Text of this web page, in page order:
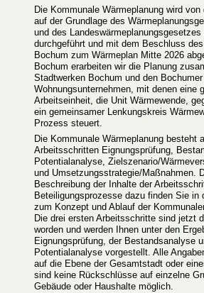
Die Kommunale Wärmeplanung wird
auf der Grundlage des
und des Landeswärmeplanungsgesetzes
durchgeführt und mit dem Beschluss
Bochum zum Wärmeplan Mitte 2026
Bochum erarbeiten wir die Planung
Stadtwerken Bochum und den Bochumer
Wohnungsunternehmen, mit denen eine
Arbeitseinheit, die Unit Wärmewende,
ein gemeinsamer Lenkungskreis
Prozess steuert.
Die Kommunale Wärmeplanung besteht
Arbeitsschritten Eignungsprüfung,
Potentialanalyse, Zielszenario/
und Umsetzungsstrategie/Maßnahmen.
Beschreibung der Inhalte der
Beteiligungsprozesse dazu finden Sie in
zum Konzept und Ablauf der
Die drei ersten Arbeitsschritte sind jetzt
worden und werden Ihnen unter den
Eignungsprüfung, der Bestandsanalyse
Potentialanalyse vorgestellt. Alle
auf die Ebene der Gesamtstadt oder
sind keine Rückschlüsse auf einzelne
Gebäude oder Haushalte möglich.